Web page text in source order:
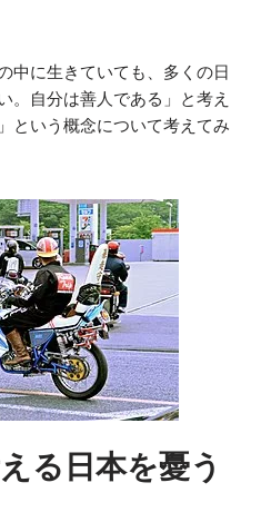
中に生きていても、多くの日
。自分は善人である」と考え
という概念について考えてみ
る日本を憂う